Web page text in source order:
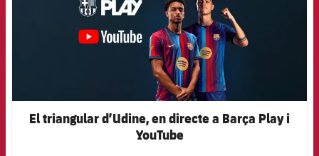
El triangular d’Udine, en directe a Barça Play i
YouTube